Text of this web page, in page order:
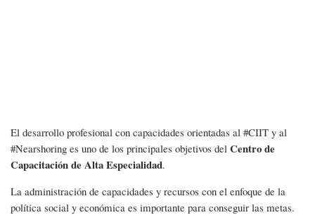
El desarrollo profesional con capacidades orientadas al #CIIT y al
#Nearshoring es uno de los principales objetivos del Centro de
Capacitación de Alta Especialidad.
La administración de capacidades y recursos con el enfoque de la
política social y económica es importante para conseguir las metas.